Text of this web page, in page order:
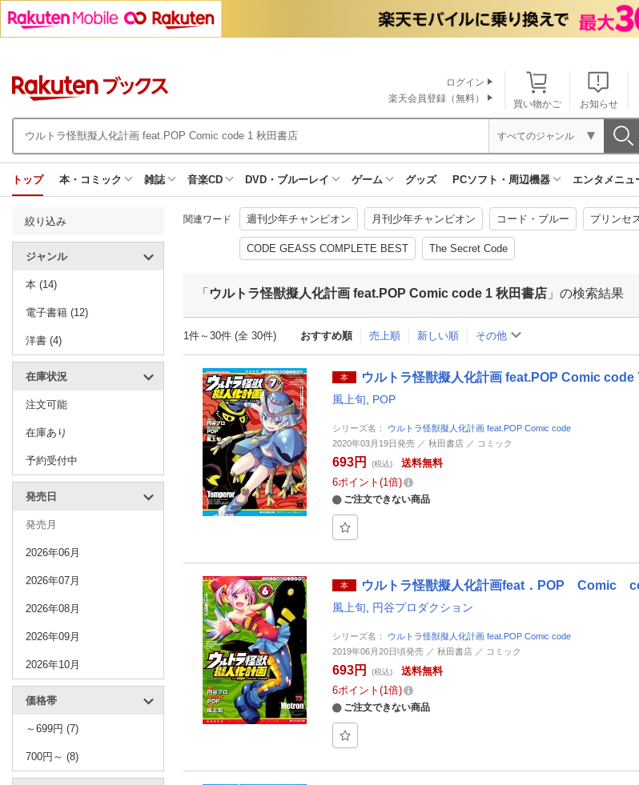
買い物かご お知らせ
ログイン
楽天会員登録（無料）
すべてのジャンル
トップ 本・コミック 雑誌 音楽CD DVD・ブルーレイ ゲーム グッズ PCソフト・周辺機器 エンタメニュ
絞り込み
ジャンル
本 (14)
電子書籍 (12)
洋書 (4)
在庫状況
注文可能
在庫あり
予約受付中
発売日
発売月
2026年06月
2026年07月
2026年08月
2026年09月
2026年10月
価格帯
～699円 (7)
700円～ (8)
関連ワード 週刊少年チャンピオン 月刊少年チャンピオン コード・ブルー プリンセ
CODE GEASS COMPLETE BEST The Secret Code
「 ウルトラ怪獣擬人化計画 feat.POP Comic code 1 秋田書店 」の検索結果
1件～30件 (全 30件) おすすめ順 売上順 新しい順 その他
本 ウルトラ怪獣擬人化計画 feat.POP Comic code
風上旬 POP
シリーズ名： ウルトラ怪獣擬人化計画 feat.POP Comic code
2020年03月19日発売 ／ 秋田書店 ／ コミック
693円 (税込)
送料無料
6ポイント 1倍
ご注文できない商品
本 ウルトラ怪獣擬人化計画feat．POP Comic
風上旬 円谷プロダクション
シリーズ名： ウルトラ怪獣擬人化計画 feat.POP Comic code
2019年06月20日頃発売 ／ 秋田書店 ／ コミック
693円 (税込)
送料無料
6ポイント 1倍
ご注文できない商品